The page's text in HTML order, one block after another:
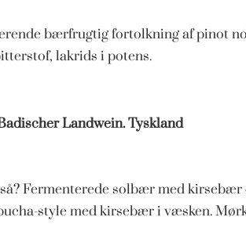
bærfrugtig fortolkning af pinot
lakrids i potens.
Landwein. Tyskland
Fermenterede solbær med
style med kirsebær i væsken.